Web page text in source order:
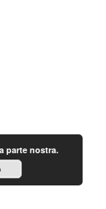
parte nostra.